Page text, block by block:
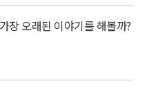
장 오래된 이야기를 해볼까?